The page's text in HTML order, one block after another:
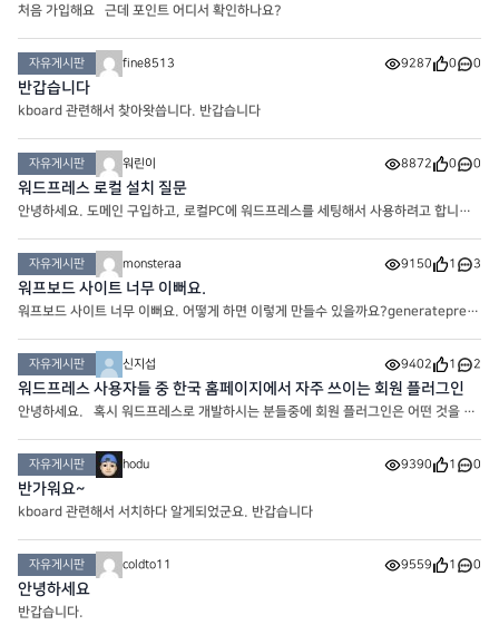
처음 가입해요 근데 포인트 어디서 확인하나요?
자유게시판 fine8513 9287 0 0
반갑습니다
kboard 관련해서 찾아왓씁니다. 반갑습니다
자유게시판 워린이 8872 0 0
워드프레스 로컬 설치 질문
안녕하세요. 도메인 구입하고, 로컬PC에 워드프레스를 세팅해서 사용하려고 합니다.
다. 즉, 도메인 -> 로컬PC -> 로컬NGINX -> 워드프레스 컨테
자유게시판 monsteraa 9150 1 3
워프보드 사이트 너무 이뻐요.
워프보드 사이트 너무 이뻐요. 어떻게 하면 이렇게 만들수 있을까요?generatepress
자유게시판 신지섭 9402 1 2
워드프레스 사용자들 중 한국 홈페이지에서 자주 쓰이는 회원 플러그인
안녕하세요. 혹시 워드프레스로 개발하시는 분들중에 회원 플러그인은 어떤 것을 사
추천해주실 만한 것들이 있을까요?지금 두개 고민중
자유게시판 hodu 9390 1 0
반가워요~
kboard 관련해서 서치하다 알게되었군요. 반갑습니다
자유게시판 coldto11 9559 1 0
안녕하세요
반갑습니다.